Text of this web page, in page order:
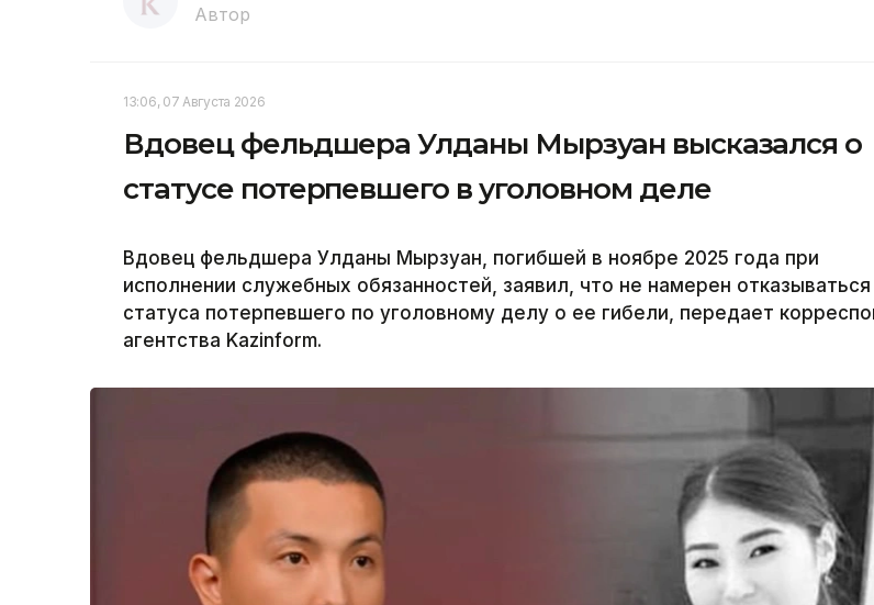
Автор
13:06, 07 Августа 2026
Вдовец фельдшера Улданы Мырзуан высказался о
статусе потерпевшего в уголовном деле
Вдовец фельдшера Улданы Мырзуан, погибшей в ноябре 2025 года при
исполнении служебных обязанностей, заявил, что не намерен отказываться
статуса потерпевшего по уголовному делу о ее гибели, передает
агентства Kazinform.